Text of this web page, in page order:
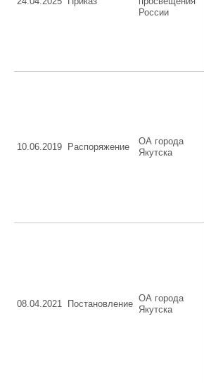
России
10.06.2019 Распоряжение
ОА города
Якутска
08.04.2021 Постановление
ОА города
Якутска